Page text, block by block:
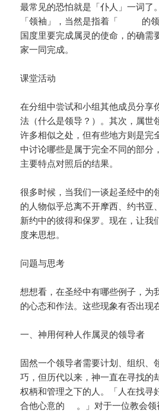
最常见的恐怕就是「仆人」一词了
「领袖」，当然是指着「 的领
国度里要完成属灵的使命，的确需
家一同完成。
课堂活动
在分组中尝试和小组其他成员分享
法（什么是领导？）。其次，属世
许多相似之处，但有些地方则是完
中讨论哪些是属于完全不同的部分
主要特点对照后的结果。
很多时候，当我们一谈起圣经中的
的人物似乎总离不开摩西、约书亚
新约中的彼得和保罗。现在，让我
度来思想。
问题与思考
想想看，在圣经中有哪些例子，为
的心态和作法。这些现象有否出现
一、神用何种人作属灵的领导者
固然一个领导者需要计划、组织、
巧，但历代以来，神一直在寻找的
权柄和管理之下的人。「人在找
合他心意的 。」对于一位教会领